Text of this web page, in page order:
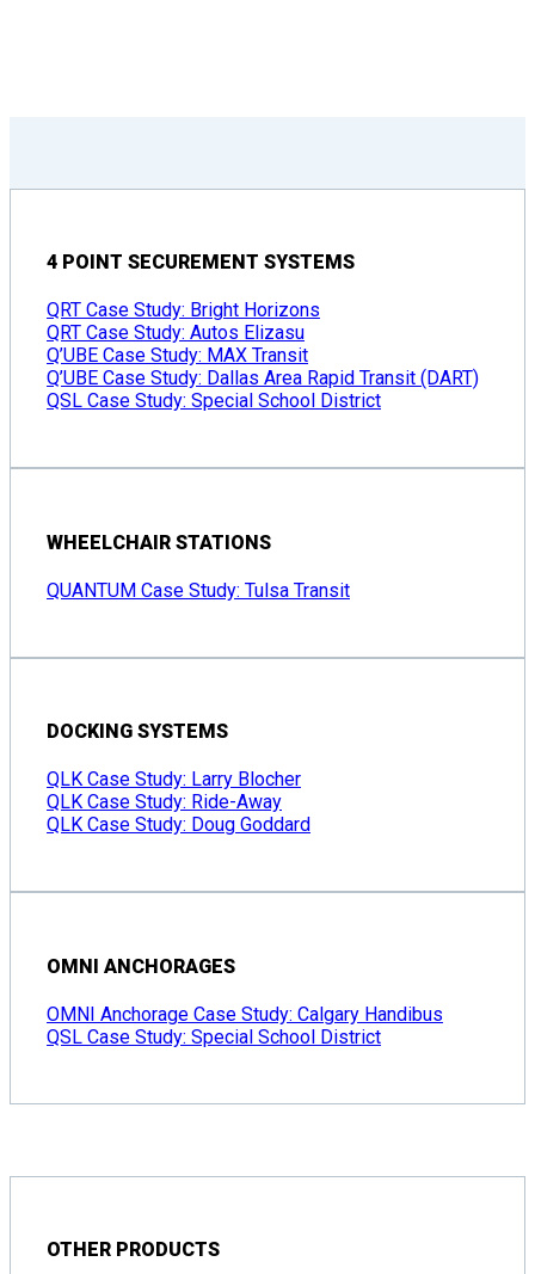
4 POINT SECUREMENT SYSTEMS
QRT Case Study: Bright Horizons
QRT Case Study: Autos Elizasu
Q’UBE Case Study: MAX Transit
Q’UBE Case Study: Dallas Area Rapid Transit (DART)
QSL Case Study: Special School District
WHEELCHAIR STATIONS
QUANTUM Case Study: Tulsa Transit
DOCKING SYSTEMS
QLK Case Study: Larry Blocher
QLK Case Study: Ride-Away
QLK Case Study: Doug Goddard
OMNI ANCHORAGES
OMNI Anchorage Case Study: Calgary Handibus
QSL Case Study: Special School District
OTHER PRODUCTS